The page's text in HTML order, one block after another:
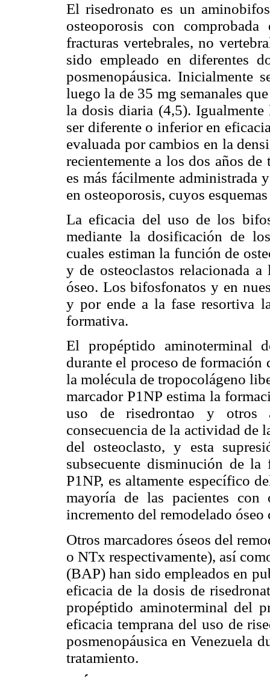
El risedronato es un
osteoporosis con
fracturas vertebrales, no
sido empleado en diferentes
posmenopáusica.
luego la de 35 mg semanales
la dosis diaria (4,5).
ser diferente o inferior en
evaluada por cambios en la
recientemente a los dos años
es más fácilmente administrada
en osteoporosis, cuyos
La eficacia del uso de los
mediante la dosificación de
cuales estiman la función de
y de osteoclastos relacionada
óseo. Los bifosfonatos y en
y por ende a la fase resortiva
formativa.
El propéptido aminoterminal
durante el proceso de formación
la molécula de tropocolágeno
marcador P1NP estima la
uso de risedrontao y otros
consecuencia de la actividad de
del osteoclasto, y esta
subsecuente disminución de la
P1NP, es altamente específico
mayoría de las pacientes con
incremento del remodelado
Otros marcadores óseos del
o NTx respectivamente), así
(BAP) han sido empleados en
eficacia de la dosis de
propéptido aminoterminal del
eficacia temprana del uso de
posmenopáusica en Venezuela
tratamiento.